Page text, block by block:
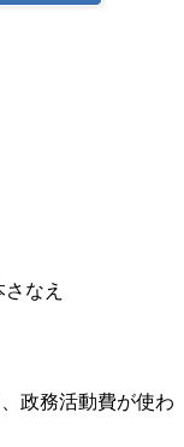
政務活動費が使わ